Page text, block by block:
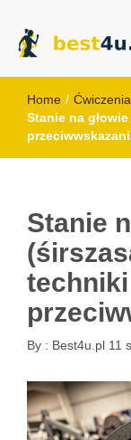
best4u.pl
Home / Ćwiczenia
Stanie na
Stanie
By : Best4u.pl 11